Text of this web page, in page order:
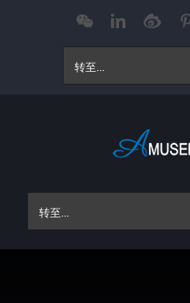
WeChatLinkedIn
Weibo
转至...
转至...